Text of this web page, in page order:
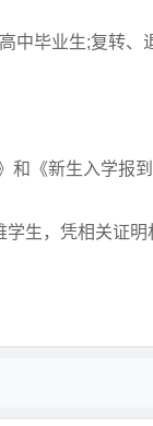
毕业生;复转、
《新生入学报到
生，凭相关证